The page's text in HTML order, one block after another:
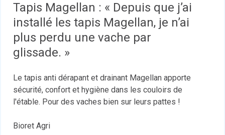
Tapis Magellan : « Depuis que j’ai
installé les tapis Magellan, je n’ai
plus perdu une vache par
glissade. »
Le tapis anti dérapant et drainant Magellan apporte
sécurité, confort et hygiène dans les couloirs de
l'étable. Pour des vaches bien sur leurs pattes !
Bioret Agri